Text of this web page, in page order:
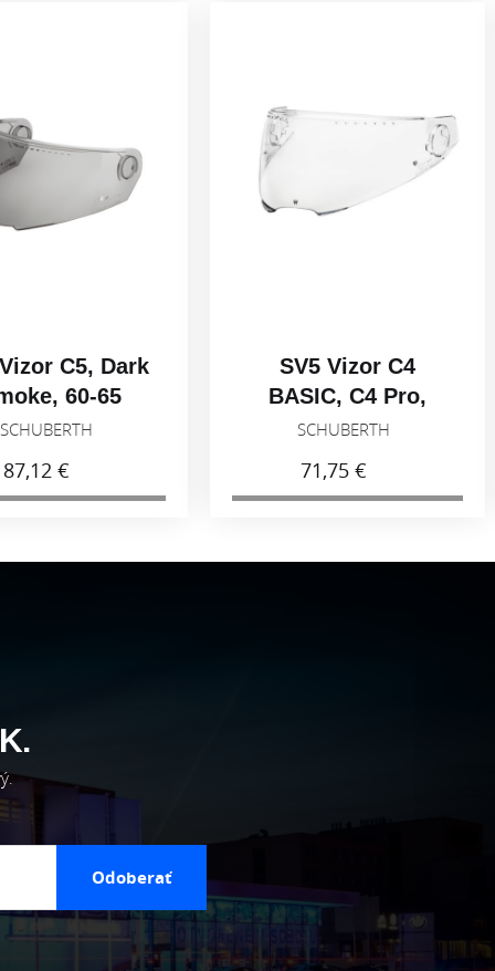
C5, Dark
60-65
SCHUBERTH
87,12 €
SV5 Vizor C4
BASIC, C4 Pro,
Light smoke 50%,
SCHUBERTH
71,75 €
Odoberať